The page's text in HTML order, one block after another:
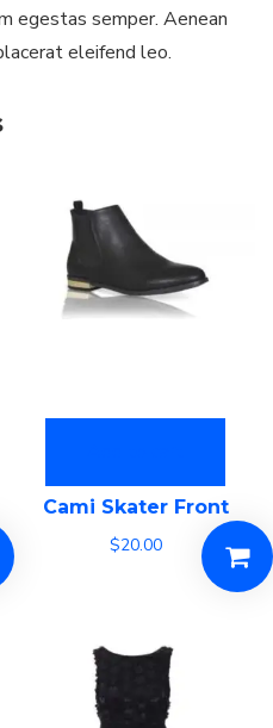
egestas semper. Aenean
eleifend leo.
Cami Skater Front
$20.00